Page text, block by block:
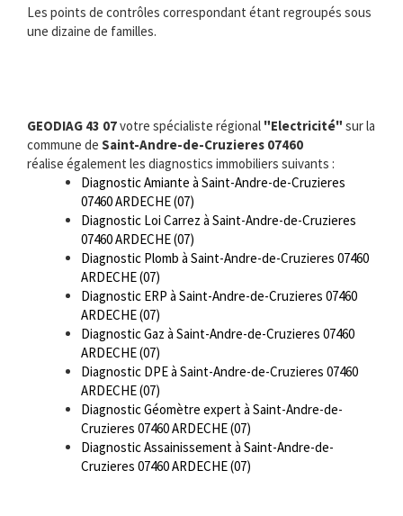
Les points de contrôles correspondant étant regroupés sous
une dizaine de familles.
GEODIAG 43 07votre spécialiste régional "Electricité" sur la
commune de Saint-Andre-de-Cruzieres 07460
réalise également les diagnostics immobiliers suivants :
Diagnostic Amiante à Saint-Andre-de-Cruzieres
07460 ARDECHE (07)
Diagnostic Loi Carrez à Saint-Andre-de-Cruzieres
07460 ARDECHE (07)
Diagnostic Plomb à Saint-Andre-de-Cruzieres 07460
ARDECHE (07)
Diagnostic ERP à Saint-Andre-de-Cruzieres 07460
ARDECHE (07)
Diagnostic Gaz à Saint-Andre-de-Cruzieres 07460
ARDECHE (07)
Diagnostic DPE à Saint-Andre-de-Cruzieres 07460
ARDECHE (07)
Diagnostic Géomètre expert à Saint-Andre-de-
Cruzieres 07460 ARDECHE (07)
Diagnostic Assainissement à Saint-Andre-de-
Cruzieres 07460 ARDECHE (07)